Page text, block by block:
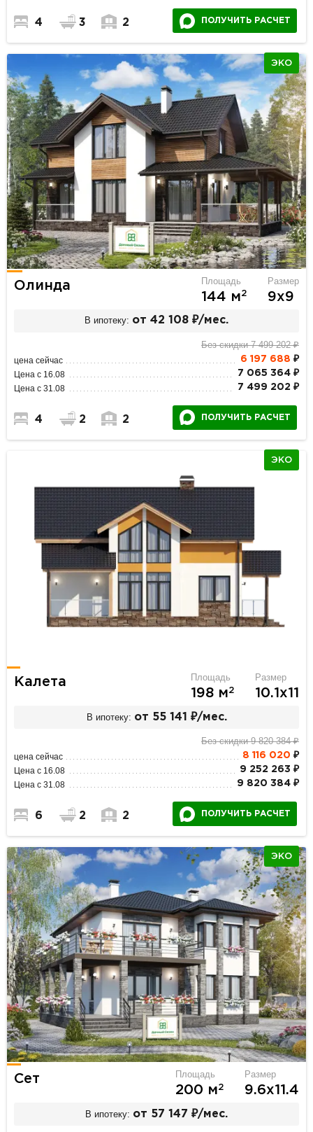
4 3 2 ПОЛУЧИТЬ РАСЧЕТ
ЭКО
Олинда Площадь
144 м2
Размер
9х9
В ипотеку: от 42 108 ₽/мес.
Без скидки 7 499 202 ₽
цена сейчас 6 197 688 ₽
Цена с 16.08 7 065 364 ₽
Цена с 31.08 7 499 202 ₽
4 2 2 ПОЛУЧИТЬ РАСЧЕТ
ЭКО
Калета Площадь
198 м2
Размер
10.1х11
В ипотеку: от 55 141 ₽/мес.
Без скидки 9 820 384 ₽
цена сейчас 8 116 020 ₽
Цена с 16.08 9 252 263 ₽
Цена с 31.08 9 820 384 ₽
6 2 2 ПОЛУЧИТЬ РАСЧЕТ
ЭКО
Сет Площадь
200 м2
Размер
9.6х11.4
В ипотеку: от 57 147 ₽/мес.